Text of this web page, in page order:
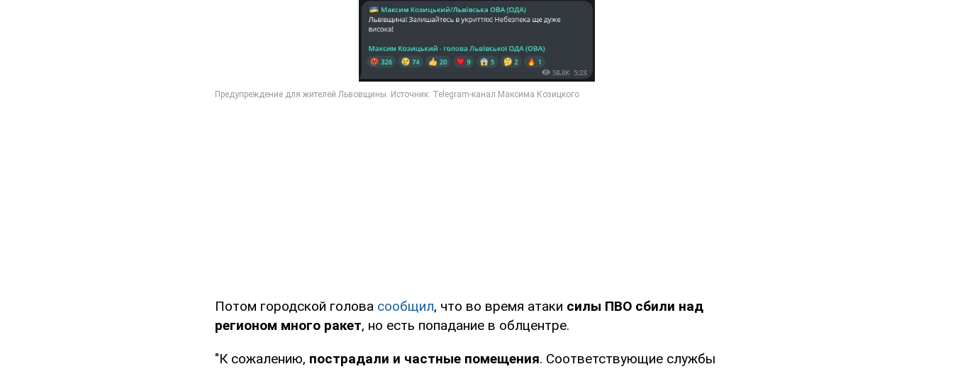
Потом городской голова сообщил, что во время атаки силы ПВО сбили над
регионом много ракет, но есть попадание в облцентре.
"К сожалению, пострадали и частные помещения. Соответствующие службы